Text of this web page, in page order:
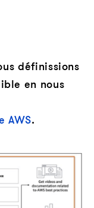
définissions
en nous
AWS.